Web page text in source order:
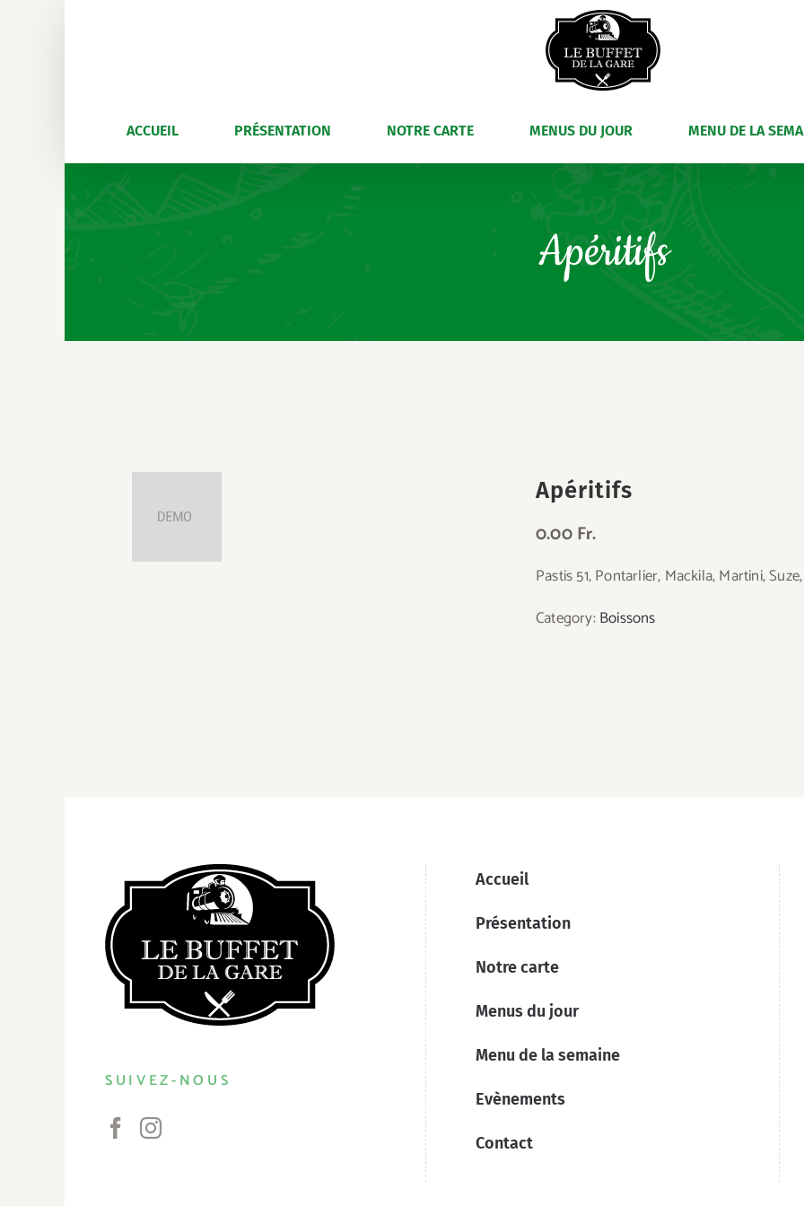
ACCUEIL PRÉSENTATION NOTRE CARTE MENUS DU JOUR MENU DE LA
Apéritifs
Apéritifs
0.00 Fr.
Pastis 51, Pontarlier, Mackila, Martini,
Category:Boissons
SUIVEZ-NOUS
Accueil
Présentation
Notre carte
Menus du jour
Menu de la semaine
Evènements
Contact